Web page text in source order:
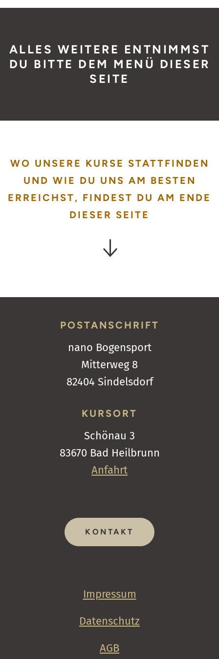
ALLES WEITERE ENTNIMMST
DU BITTE DEM MENÜ DIESER
SEITE
WO UNSERE KURSE STATTFINDEN
UND WIE DU UNS AM BESTEN
ERREICHST, FINDEST DU AM ENDE
DIESER SEITE
POSTANSCHRIFT
nano Bogensport
Mitterweg 8
82404 Sindelsdorf
KURSORT
Schönau 3
83670 Bad Heilbrunn
Anfahrt
KONTAKT
Impressum
Datenschutz
AGB